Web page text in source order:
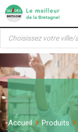
Skip
content
Recherche
produits
Accueil Produits